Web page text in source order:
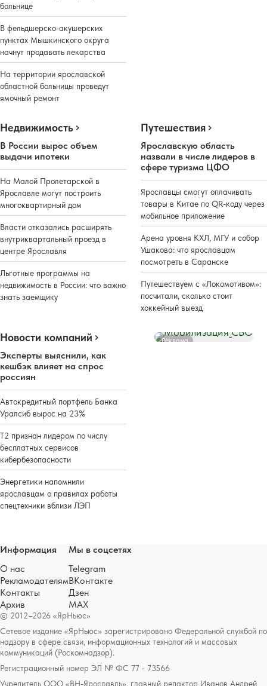
больнице
В фельдшерско-акушерских
пунктах Мышкинского округа
начнут продавать лекарства
На территории ярославской
областной больницы проведут
ямочный ремонт
Недвижимость
В России вырос объем
выдачи ипотеки
На Малой Пролетарской в
Ярославле могут построить
многоквартирный дом
Власти отказались расширять
внутриквартальный проезд в
центре Ярославля
Льготные программы на
недвижимость в России: что важно
знать заемщику
Путешествия
Ярославскую область
назвали в числе лидеров в
сфере туризма ЦФО
Ярославцы смогут оплачивать
товары в Китае по QR-коду через
мобильное приложение
Арена уровня КХЛ, МГУ и собор
Ушакова: что ярославцам
посмотреть в Саранске
Путешествуем с «Локомотивом»:
посчитали, сколько стоит
хоккейный выезд
Новости компаний
Эксперты выяснили, как
кешбэк влияет на спрос
россиян
Автокредитный портфель Банка
Уралсиб вырос на 23%
Т2 признан лидером по числу
бесплатных сервисов
кибербезопасности
Энергетики напомнили
ярославцам о правилах работы
спецтехники вблизи ЛЭП
Реклама
© 2012–2026 «ЯрНьюс»
Сетевое издание «ЯрНьюс» зарегистрировано Федеральной службой по
надзору в сфере связи, информационных технологий и массовых
коммуникаций (Роскомнадзор).
Регистрационный номер ЭЛ № ФС 77 - 73566
Учредитель ООО «ВН-Ярославль», главный редактор Иванов Андрей
Информация
О нас
Рекламодателям
Контакты
Архив
Мы в соцсетях
Telegram
ВКонтакте
Дзен
MAX